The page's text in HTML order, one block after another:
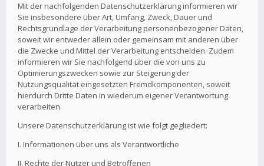
Mit der nachfolgenden Datenschutzerklärung informieren wir
Sie insbesondere über Art, Umfang, Zweck, Dauer und
Rechtsgrundlage der Verarbeitung personenbezogener Daten,
soweit wir entweder allein oder gemeinsam mit anderen über
die Zwecke und Mittel der Verarbeitung entscheiden. Zudem
informieren wir Sie nachfolgend über die von uns zu
Optimierungszwecken sowie zur Steigerung der
Nutzungsqualität eingesetzten Fremdkomponenten, soweit
hierdurch Dritte Daten in wiederum eigener Verantwortung
verarbeiten.
Unsere Datenschutzerklärung ist wie folgt gegliedert:
I. Informationen über uns als Verantwortliche
II. Rechte der Nutzer und Betroffenen